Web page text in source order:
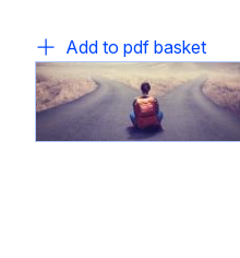
Add to pdf basket